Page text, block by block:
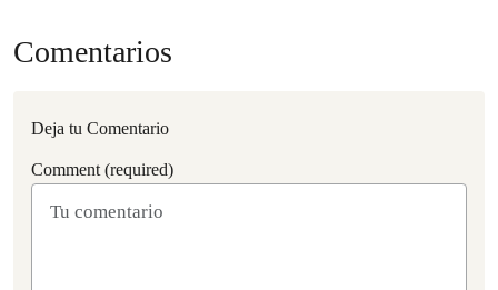
Comentarios
Deja tu Comentario
Comment (required)